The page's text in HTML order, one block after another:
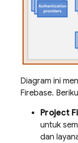
Diagram ini
Firebase.
Project
untuk
dan